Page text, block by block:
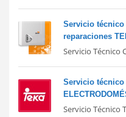
Servicio técnico
reparaciones
Servicio Técnico
Servicio técnico
Servicio Técnico